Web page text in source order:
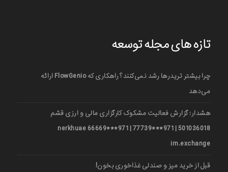
تازه های مجله توسعه
چرا بیشتر تریدرها رشد نمی‌کنند؟ راهکاری که FlowGenio ارائه
می‌دهد
هشدار: گزارش فعالیت مشکوک کارگزاری مالی و ارزی قشم
501036018 | 971***77739 | 971***66669 nerkhuae
irn.exchange
قبل از خرید میز و صندلی غذاخوری بخون!